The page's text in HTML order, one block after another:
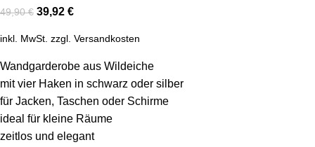
49,90€ 39,92 €
inkl. MwSt. zzgl. Versandkosten
Wandgarderobe aus Wildeiche
mit vier Haken in schwarz oder silber
für Jacken, Taschen oder Schirme
ideal für kleine Räume
zeitlos und elegant